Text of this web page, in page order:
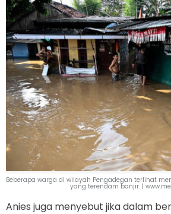
Beberapa warga di wilayah Pengadegan terlihat
yang terendam banjir. |
Anies juga menyebut jika dalam